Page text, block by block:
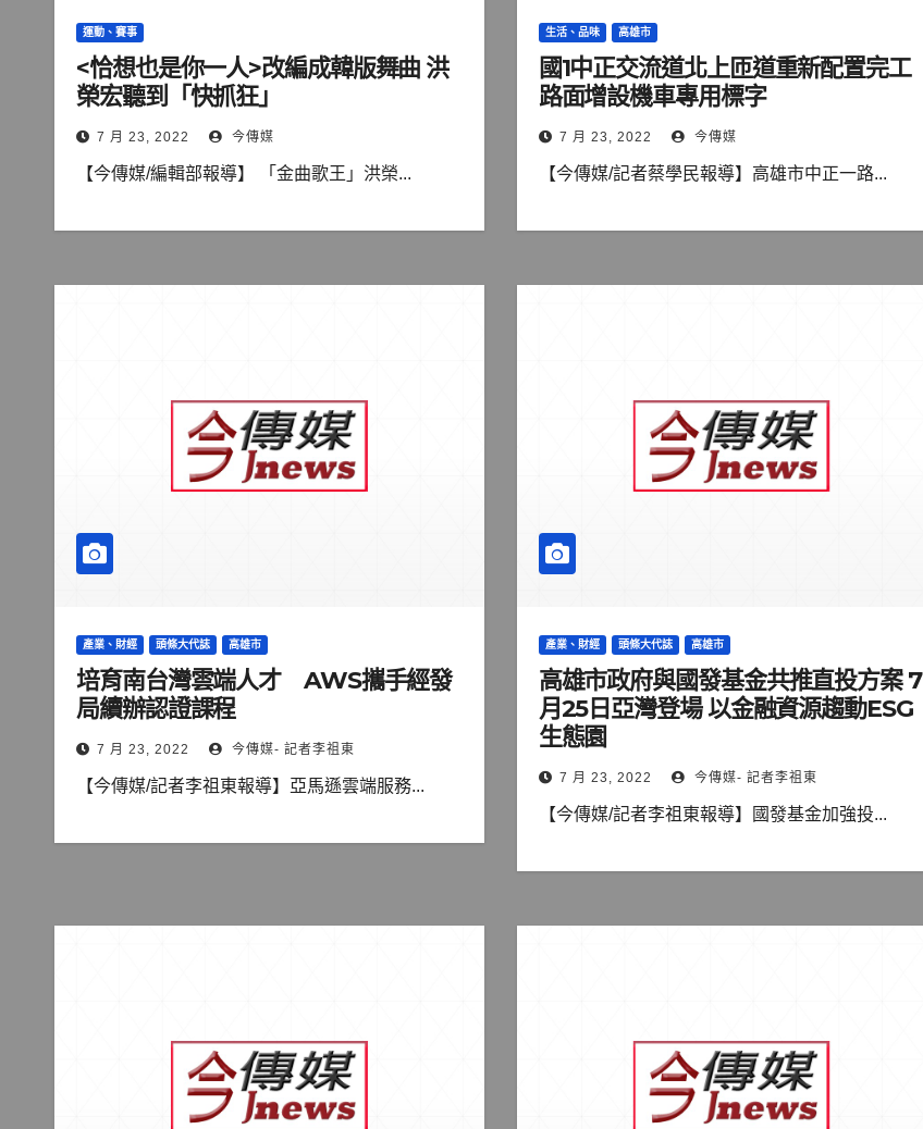
運動、賽事
<恰想也是你一人>改編成韓版舞曲 洪
榮宏聽到「快抓狂」
7 月 23, 2022 今傳媒
【今傳媒/編輯部報導】 「金曲歌王」洪榮...
生活、品味 高雄市
國1中正交流道北上匝道重新配置完工
路面增設機車專用標字
7 月 23, 2022 今傳媒
【今傳媒/記者蔡學民報導】高雄市中正一路...
產業、財經 頭條大代誌 高雄市
培育南台灣雲端人才 AWS攜手經發
局續辦認證課程
7 月 23, 2022 今傳媒- 記者李祖東
【今傳媒/記者李祖東報導】亞馬遜雲端服務...
產業、財經 頭條大代誌 高雄市
高雄市政府與國發基金共推直投方案 7
月25日亞灣登場 以金融資源趨動ESG
生態園
7 月 23, 2022 今傳媒- 記者李祖東
【今傳媒/記者李祖東報導】國發基金加強投...